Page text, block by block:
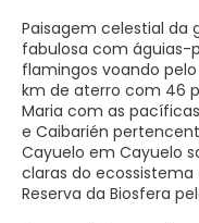
Paisagem celestial da
fabulosa com águias-
flamingos voando
km de aterro com 46
Maria com as
e Caibarién
Cayuelo em Cayuelo
claras do ecossistema
Reserva da Biosfera